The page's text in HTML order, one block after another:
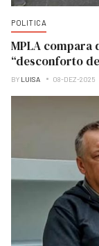
POLITICA
MPLA compara
“desconforto
BY LUISA 08-DEZ-2025